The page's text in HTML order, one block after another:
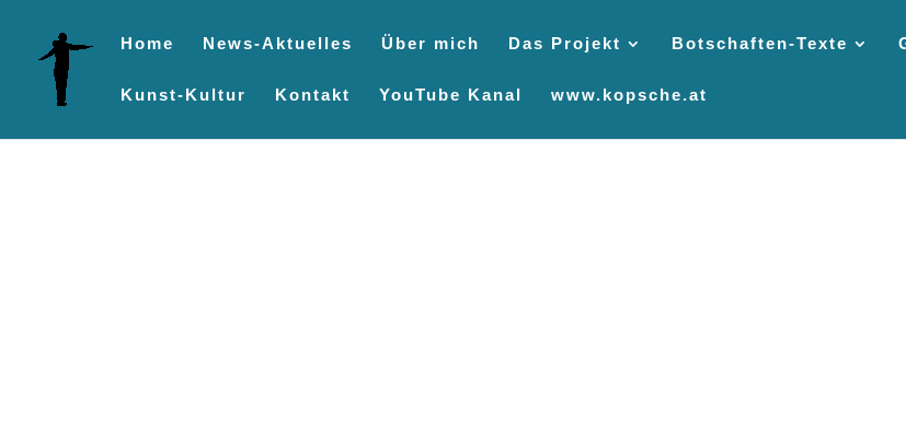
Home News-Aktuelles Über mich Das Projekt Botschaften-Texte
Kunst-Kultur Kontakt YouTube Kanal www.kopsche.at